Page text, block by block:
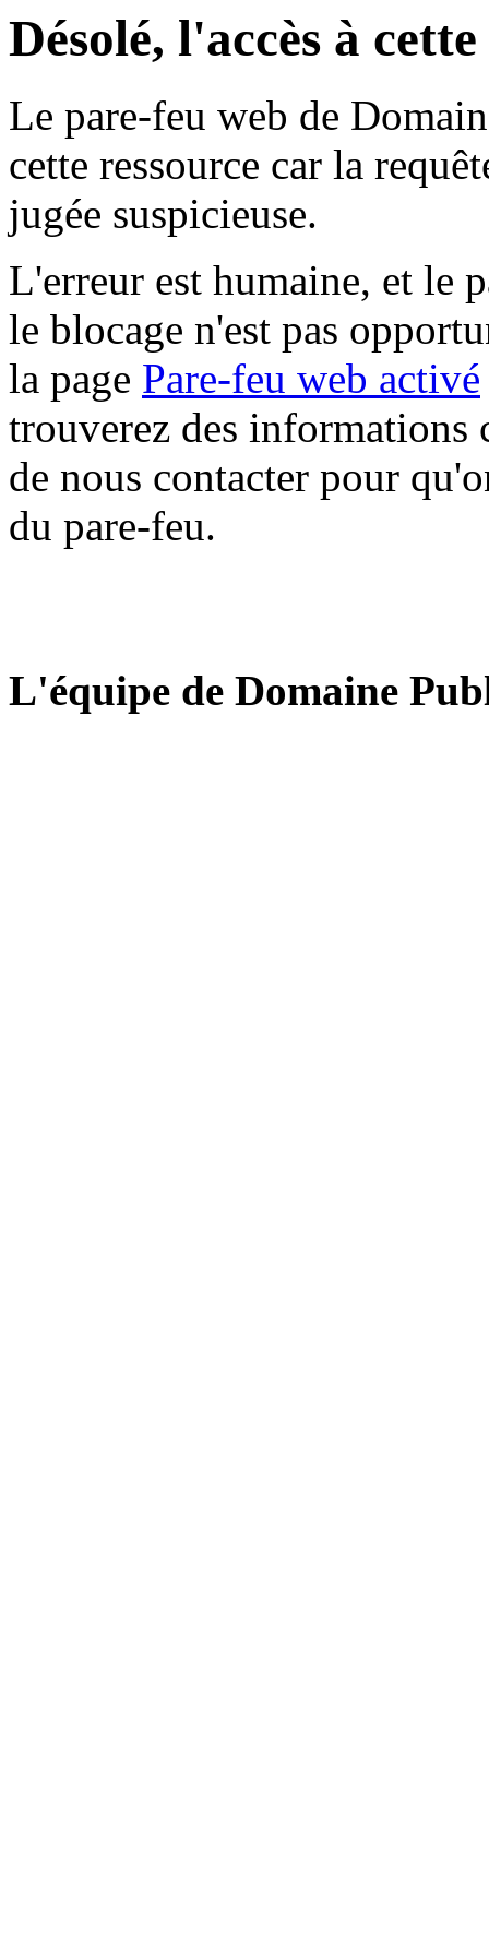
Désolé, l'accès à
Le pare-feu web de
cette ressource car la
jugée suspicieuse.
L'erreur est humaine, et le
le blocage n'est pas
la page Pare-feu web activé
trouverez des informations
de nous contacter pour
du pare-feu.
L'équipe de Domaine